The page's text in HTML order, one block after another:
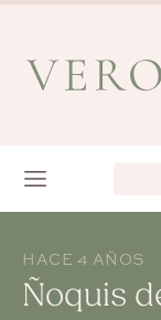
HACE 4 AÑOS
Ñoquis